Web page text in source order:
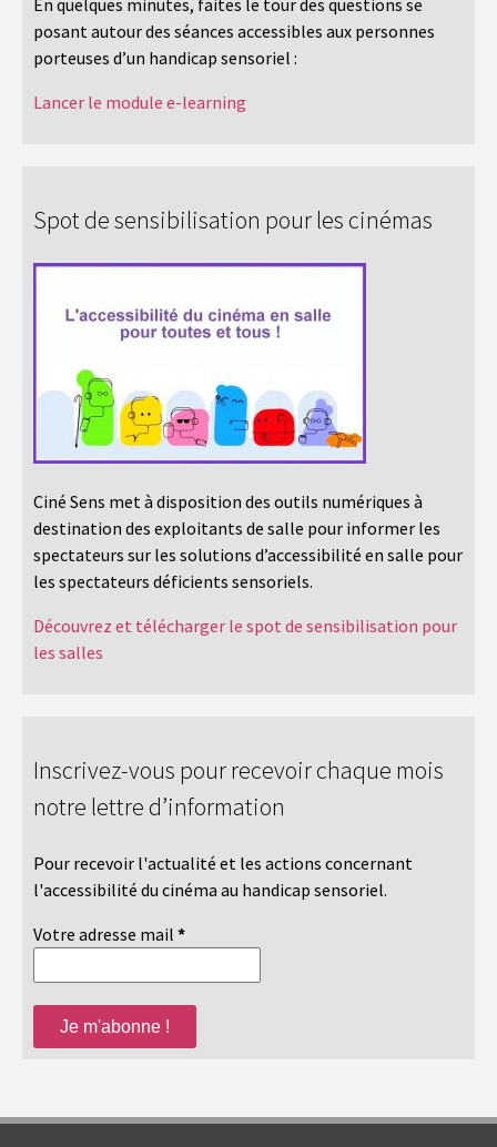
posant autour des séances accessibles aux personnes
porteuses d’un handicap sensoriel :
Lancer le module e-learning
Spot de sensibilisation pour les cinémas
Ciné Sens met à disposition des outils numériques à
destination des exploitants de salle pour informer les
spectateurs sur les solutions d’accessibilité en salle pour
les spectateurs déficients sensoriels.
Découvrez et télécharger le spot de sensibilisation pour
les salles
Inscrivez-vous pour recevoir chaque mois
notre lettre d’information
Pour recevoir l'actualité et les actions concernant
l'accessibilité du cinéma au handicap sensoriel.
Votre adresse mail *